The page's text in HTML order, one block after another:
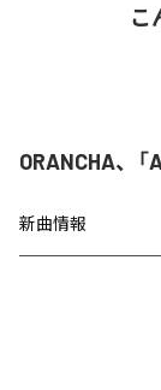
こ
ORANCHA、
新曲情報